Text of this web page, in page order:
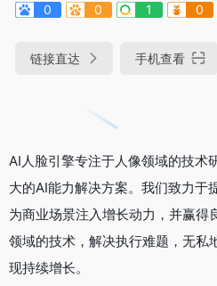
0
0 1 0
链接直达 手机查看
AI人脸引擎专注于人像领域的技术
大的AI能力解决方案。我们致力于
为商业场景注入增长动力，并赢得
领域的技术，解决执行难题，无私
现持续增长。